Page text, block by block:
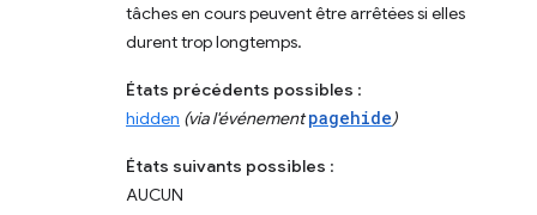
tâches en cours peuvent être arrêtées si elles
durent trop longtemps.
États précédents possibles :
hidden (via l'événementpagehide)
États suivants possibles :
AUCUN